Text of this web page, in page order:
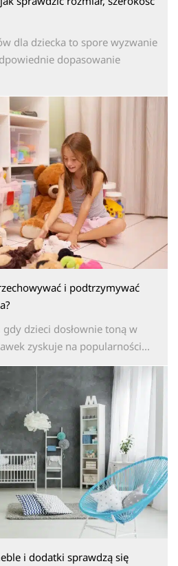
dla dziecka to spore wyzwanie
dopasowanie
i podtrzymywać
gdy dzieci dosłownie toną w
zyskuje na popularności...
i dodatki sprawdzą się